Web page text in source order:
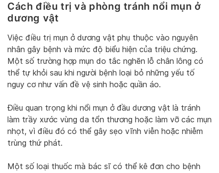
Cách điều trị và phòng tránh nổi mụn ở
dương vật
Việc điều trị mụn ở dương vật phụ thuộc vào nguyên
nhân gây bệnh và mức độ biểu hiện của triệu chứng.
Một số trường hợp mụn do tắc nghẽn lỗ chân lông có
thể tự khỏi sau khi người bệnh loại bỏ những yếu tố
nguy cơ như vấn đề vệ sinh hoặc quần áo.
Điều quan trọng khi nổi mụn ở đầu dương vật là tránh
làm trầy xước vùng da tổn thương hoặc làm vỡ các mụn
nhọt, vì điều đó có thể gây sẹo vĩnh viễn hoặc nhiễm
trùng thứ phát.
Một số loại thuốc mà bác sĩ có thể kê đơn cho bệnh